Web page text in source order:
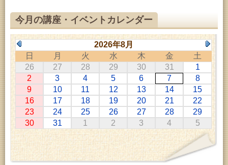
2026年06月06日 ～ 2026年10月17日 (秋田市)
令和8年度 あきたスマートカレッジD講座「防災講
座～自助力と共助力を高める～」
2026年06月27日 ～ 2026年09月05日 (秋田市)
令和8年度 あきたスマートカレッジB講座「熟議フ
ァシリテーター講座 ～熟議をつくろう！～」
2026年07月01日 ～ 2026年09月23日 (仙北市)
千葉克介写真展 ～自然の息吹～
2026年07月11日 ～ 2026年08月30日 (秋田市)
特別展「わけあって絶滅しました。展」
2026年07月14日 ～ 2026年08月23日 (秋田市)
子どもの読書活動推進事業「夏休みは図書館へ行こ
う－みんなの読みたい！知りたい！学びたい！をお
手伝いします－」（資料展示）
2026年07月25日 ～ 2026年09月06日 (美郷町)
美郷町学友館特別展「加藤明見 森に生きるツキノワ
グマ～1年の記録～」
今月の講座・イベントカレンダー
2026年8月
日
月 火 水 木 金
土
26
27 28 29 30 31
1
2
3 4 5 6 7
8
9
10 11 12 13 14
15
16
17 18 19 20 21
22
23
24 25 26 27 28
29
30
31 1 2 3 4 5